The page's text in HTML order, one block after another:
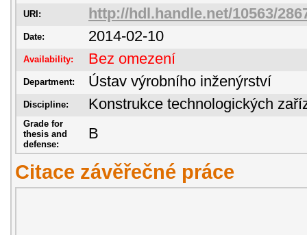
URI: http://hdl.handle.net/10563/
Date: 2014-02-10
Availability: Bez omezení
Department: Ústav výrobního inženýrství
Discipline: Konstrukce technologických
Grade for
thesis and
defense:
B
Citace závěřečné práce